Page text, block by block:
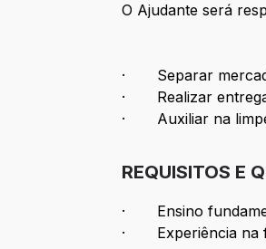
O Ajudante será
· Separar
· Realizar entrega
· Auxiliar na
REQUISITOS E
· Ensino
· Experiência na